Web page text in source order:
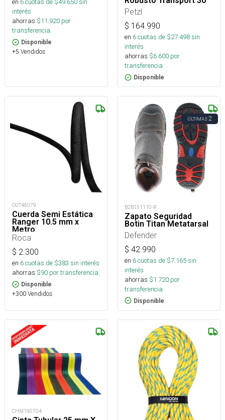
en 6cuotas de $49.650sin
interés
ahorras $11.920 por
transferencia.
Disponible
+5 Vendidos
Petzl
$ 164.990
en 6cuotas de $27.498sin
interés
ahorras $6.600 por
transferencia.
Disponible
OUT46079
Cuerda Semi Estática
Ranger 10.5 mm x
Metro
Roca
$ 2.300
en 6cuotas de $383 sin interés
ahorras $90 por transferencia.
Disponible
+300 Vendidos
ÚLTIMAS2
B2B151110-R
Zapato Seguridad
Botin Titan Metatarsal
Defender
$ 42.990
en 6cuotas de $7.165sin
interés
ahorras $1.720 por
transferencia.
Disponible
CHM190704